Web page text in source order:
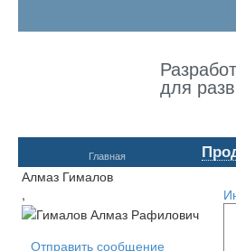
для
Главная
Алмаз Гималов
,
Отправить сообщение